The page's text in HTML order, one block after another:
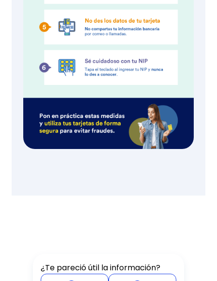
¿Te pareció útil la información?